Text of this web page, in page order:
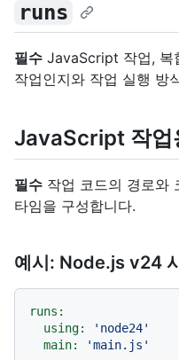
runs
필수 JavaScript 작업, 복
작업인지와 작업 실행 방
JavaScript 작업
필수 작업 코드의 경로와
타임을 구성합니다.
예시: Node.js v24
runs:
using:
'node24'
main:
'main.js'